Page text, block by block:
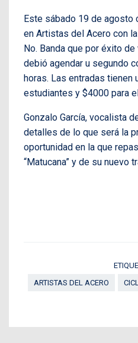
Este sábado 19 de agosto
en Artistas del Acero con
No. Banda que por éxito
debió agendar u segundo
horas. Las entradas tienen
estudiantes y $4000 para
Gonzalo García, vocalista
detalles de lo que será la
oportunidad en la que
“Matucana” y de su nuevo
ARTISTAS DEL ACERO